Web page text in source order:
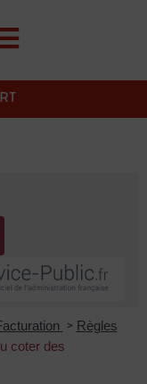
> Règles
coter des